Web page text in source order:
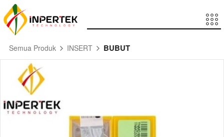
Semua Produk INSERT BUBUT